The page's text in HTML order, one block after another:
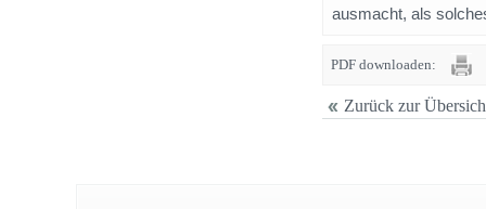
ausmacht, als
PDF downloaden:
Zurück zur